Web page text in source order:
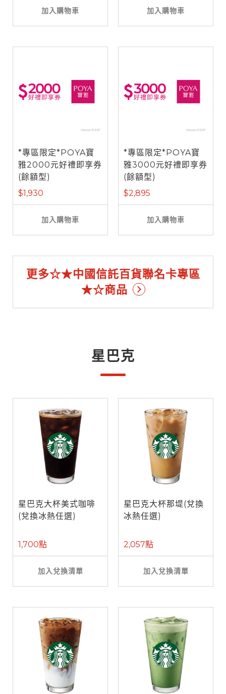
加入購物車 加入購物車
*專區限定*POYA寶
雅2000元好禮即享券
(餘額型)
$1,930
加入購物車
*專區限定*POYA寶
雅3000元好禮即享券
(餘額型)
$2,895
加入購物車
更多☆★中國信託百貨聯名卡專區
★☆商品
星巴克
星巴克大杯美式咖啡
(兌換冰熱任選)
1,700點
加入兌換清單
星巴克大杯那堤(兌換
冰熱任選)
2,057點
加入兌換清單